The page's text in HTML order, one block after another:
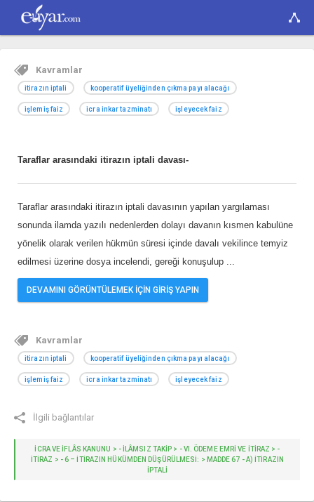
Kavramlar
itirazın iptali kooperatif üyeliğinden çıkma payı alacağı
işlemiş faiz icra inkar tazminatı işleyecek faiz
Taraflar arasındaki itirazın iptali davası-
Taraflar arasındaki itirazın iptali davasının yapılan yargılaması
sonunda ilamda yazılı nedenlerden dolayı davanın kısmen kabulüne
yönelik olarak verilen hükmün süresi içinde davalı vekilince temyiz
edilmesi üzerine dosya incelendi, gereği konuşulup ...
DEVAMINI GÖRÜNTÜLEMEK İÇİN GİRİŞ YAPIN
Kavramlar
itirazın iptali kooperatif üyeliğinden çıkma payı alacağı
işlemiş faiz icra inkar tazminatı işleyecek faiz
İlgili bağlantılar
İCRA VE İFLÂS KANUNU > - İLÂMSIZ TAKIP > - VI. ÖDEME EMRİ VE İTİRAZ > -
İTİRAZ > - 6 – İTIRAZIN HÜKÜMDEN DÜŞÜRÜLMESI: > MADDE 67 - A) İTIRAZIN
IPTALI